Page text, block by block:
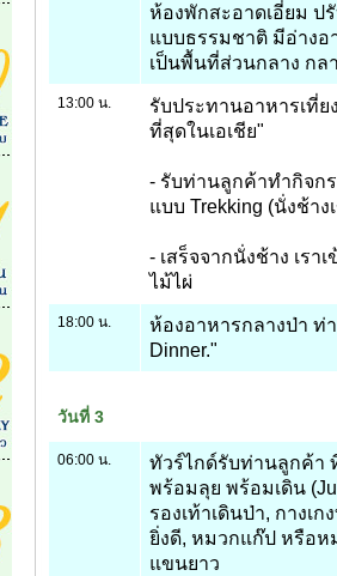
ห้องพักสะอาดเอี่ยม ป
แบบธรรมชาติ มีอ่าง
เป็นพื้นที่ส่วนกลาง กล
13:00 น.
รับประทานอาหารเที่
ที่สุดในเอเชีย"
- รับท่านลูกค้าทำกิจก
แบบ Trekking (นั่งช้าง
- เสร็จจากนั่งช้าง เร
ไม้ไผ่
18:00 น.
ห้องอาหารกลางป่า ท่
Dinner."
วันที่ 3
06:00 น.
ทัวร์ไกด์รับท่านลูกค้า
พร้อมลุย พร้อมเดิน
รองเท้าเดินป่า, กางเ
ยิ่งดี, หมวกแก๊ป หรือห
แขนยาว